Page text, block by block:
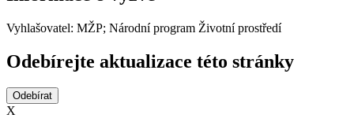
Vyhlašovatel: MŽP; Národní program Životní prostředí
Odebírejte aktualizace této stránky
X